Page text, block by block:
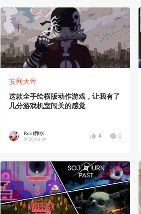
安利大帝
这款全手绘横版动作游戏，让我有了
几分游戏机室闯关的感觉
Real静水
2026-06-24 4 0